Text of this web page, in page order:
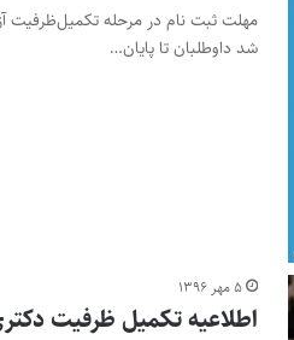
شد داوطلبان تا پایان…
۵ مهر ۱۳۹۶
اطلاعیه تکمیل ظرفیت دکتری ۹۶ منتشر